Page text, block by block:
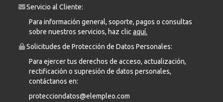
Servicio al Cliente:
Para información general, soporte, pagos o consultas
sobre nuestros servicios, haz clic aquí.
Solicitudes de Protección de Datos Personales:
Para ejercer tus derechos de acceso, actualización,
rectificación o supresión de datos personales,
contáctanos en:
protecciondatos@elempleo.com